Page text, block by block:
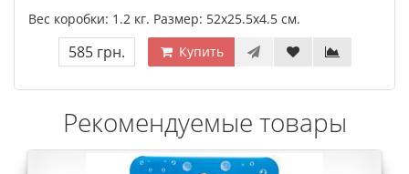
Вес коробки: 1.2 кг. Размер: 52х25.5х4.5 см.
585 грн. Купить
Рекомендуемые товары